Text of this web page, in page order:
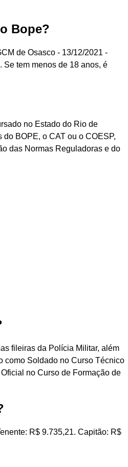
Bope?
de Osasco - 13/12/2021 -
tem menos de 18 anos, é
no Estado do Rio de
BOPE, o CAT ou o COESP,
das Normas Reguladoras e do
fileiras da Polícia Militar, além
como Soldado no Curso Técnico
no Curso de Formação de
R$ 9.735,21. Capitão: R$